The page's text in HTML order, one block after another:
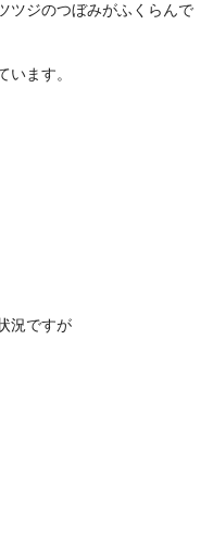
ツジのつぼみがふくらんで
います。
況ですが